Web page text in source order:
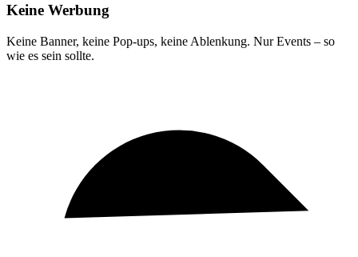
Keine Werbung
Keine Banner, keine Pop-ups, keine Ablenkung. Nur Events – so
wie es sein sollte.